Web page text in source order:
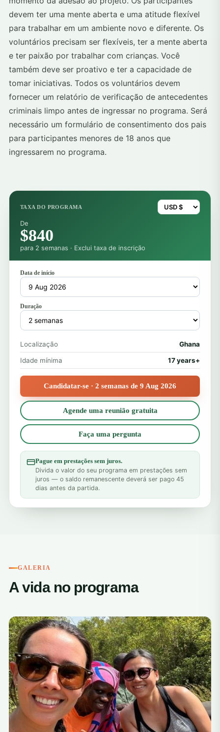
devem ter uma mente aberta e uma atitude flexível
para trabalhar em um ambiente novo e diferente. Os
voluntários precisam ser flexíveis, ter a mente aberta
e ter paixão por trabalhar com crianças. Você
também deve ser proativo e ter a capacidade de
tomar iniciativas. Todos os voluntários devem
fornecer um relatório de verificação de antecedentes
criminais limpo antes de ingressar no programa. Será
necessário um formulário de consentimento dos pais
para participantes menores de 18 anos que
ingressarem no programa.
TAXA DO PROGRAMA
De
$840
para 2 semanas · Exclui taxa de inscrição
Data de início
Duração
Localização Ghana
Idade mínima 17 years+
Candidatar-se · 2 semanas de 9 Aug 2026
Agende uma reunião gratuita
Faça uma pergunta
Pague em prestações sem juros.
Divida o valor do seu programa em prestações sem
juros — o saldo remanescente deverá ser pago 45
dias antes da partida.
GALERIA
A vida no programa